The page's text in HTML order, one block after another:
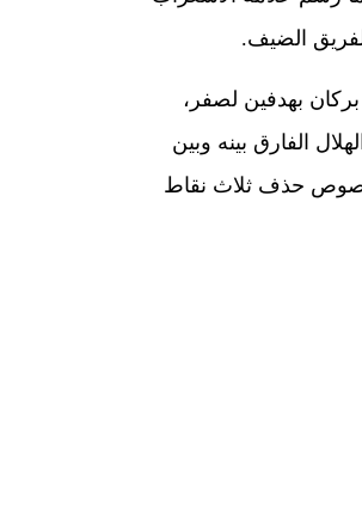
الضيف.
بهدفين لصفر،
الفارق بينه وبين
بخصوص حذف ثلاث نقاط